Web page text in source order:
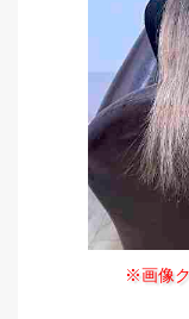
※画像